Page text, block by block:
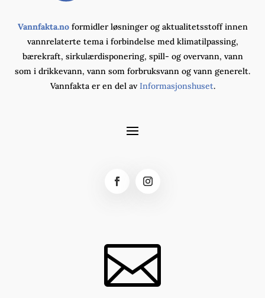
Vannfakta.noformidler løsninger og aktualitetsstoff innen
vannrelaterte tema i forbindelse med klimatilpassing,
bærekraft, sirkulærdisponering, spill- og overvann, vann
som i drikkevann, vann som forbruksvann og vann generelt.
Vannfakta er en del av Informasjonshuset.
